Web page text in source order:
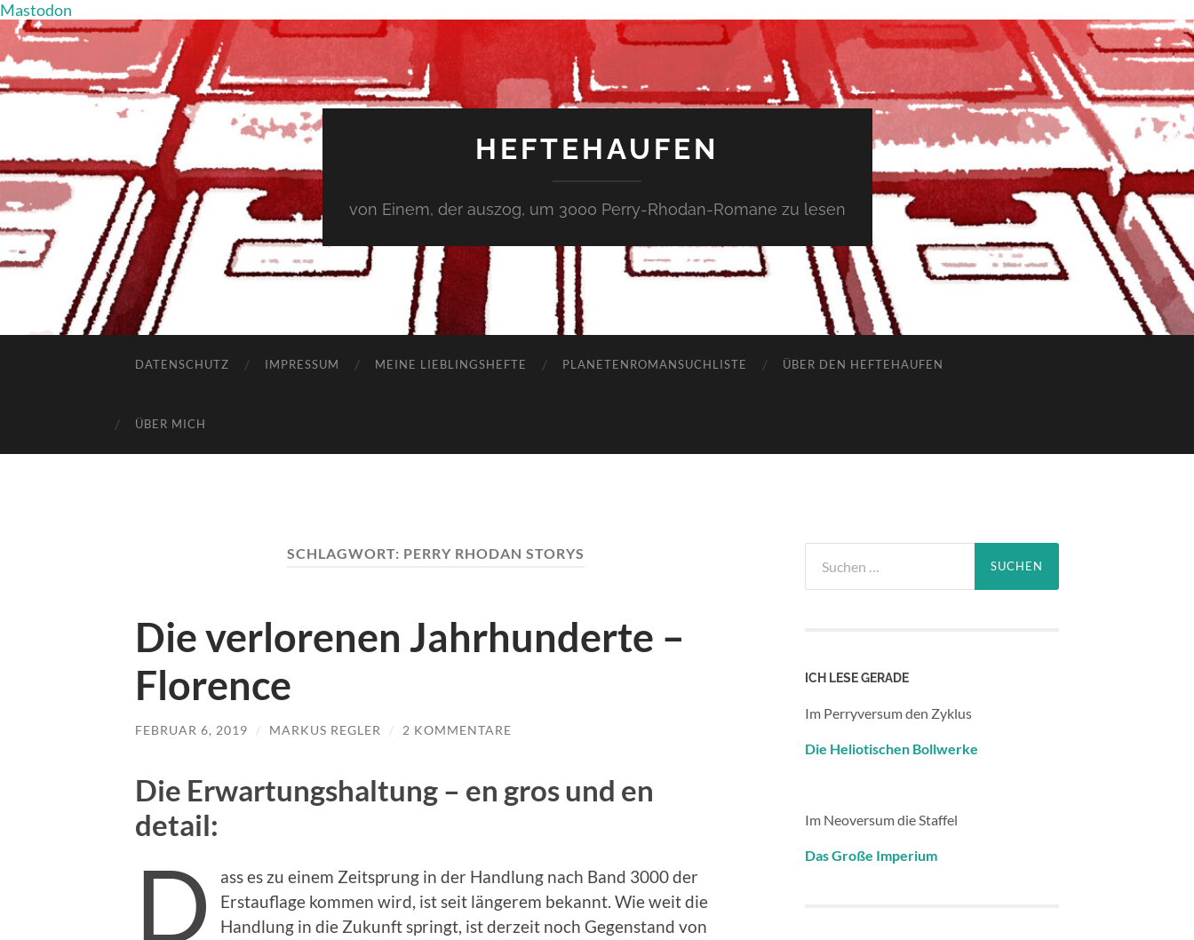
Mastodon
HEFTEHAUFEN
von Einem, der auszog, um 3000 Perry-Rhodan-Romane zu lesen
DATENSCHUTZ IMPRESSUM MEINE LIEBLINGSHEFTE PLANETENROMANSUCHLISTE ÜBER DEN HEFTEHAUFEN
ÜBER MICH
SCHLAGWORT: PERRY RHODAN STORYS
Die verlorenen Jahrhunderte –
Florence
FEBRUAR 6, 2019 / MARKUS REGLER / 2 KOMMENTARE
Die Erwartungshaltung – en gros und en
detail:
D
ass es zu einem Zeitsprung in der Handlung nach Band 3000 der
Erstauflage kommen wird, ist seit längerem bekannt. Wie weit die
Handlung in die Zukunft springt, ist derzeit noch Gegenstand von
nach:
ICH LESE GERADE
Im Perryversum den Zyklus
Die Heliotischen Bollwerke
Im Neoversum die Staffel
Das Große Imperium